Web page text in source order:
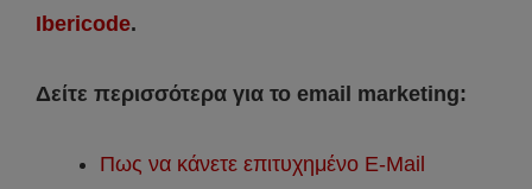
Ibericode.
Δείτε περισσότερα για το email marketing:
Πως να κάνετε επιτυχημένο E-Mail